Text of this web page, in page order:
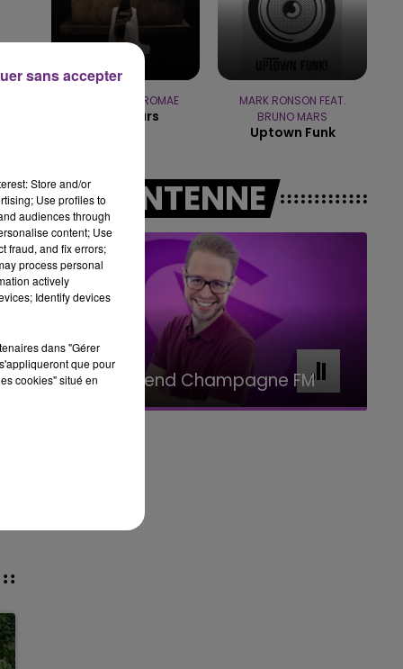
11h00 - 16h00
LE WEEK-END CHAMPAGNE FM
TOVE LO & STROMAE
Des Fleurs
MARK RONSON FEAT.
BRUNO MARS
Uptown Funk
A L'ANTENNE
16h00 - 20h00
Le Week-end Champagne FM
Store and/or
Use profiles to
audiences through
content; Use
fraud, and fix errors;
process personal
actively
Identify devices
dans "Gérer
que pour
cookies" situé en
sans accepter